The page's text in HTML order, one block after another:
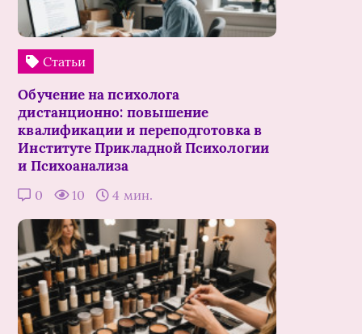
Статьи
Обучение на психолога
дистанционно: повышение
квалификации и переподготовка в
Институте Прикладной Психологии
и Психоанализа
0 10 4 мин.